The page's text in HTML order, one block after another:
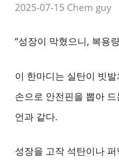
2025-07-15 Chem guy
“성장이 막혔으니, 복용
이 한마디는 실탄이 빗
손으로 안전핀을 뽑아
언과 같다.
성장을 고작 석탄이나